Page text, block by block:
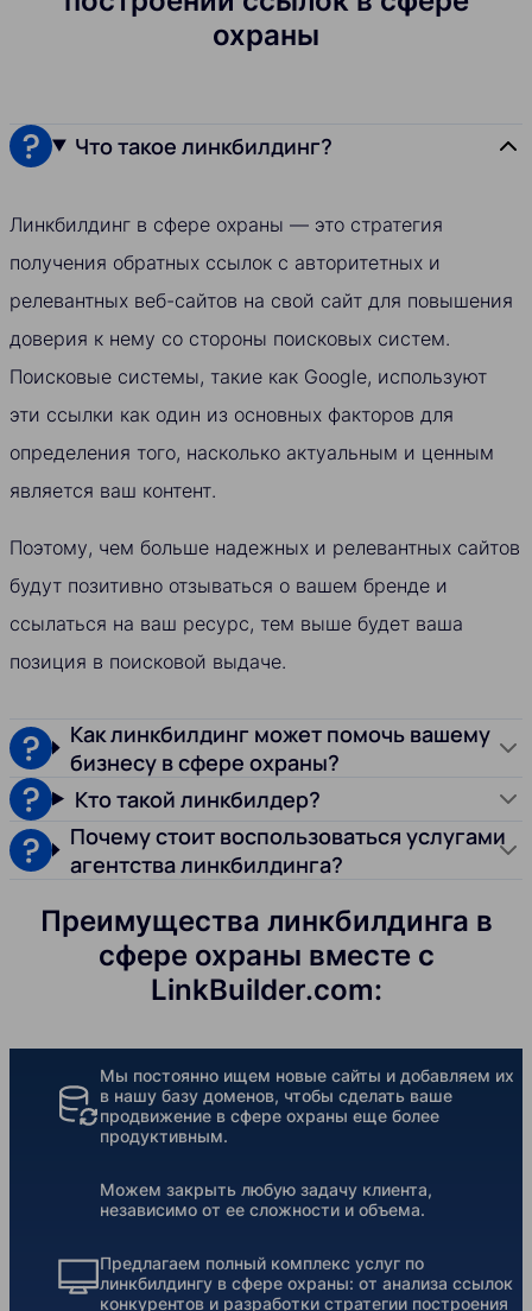
охраны
Что такое линкбилдинг?
Линкбилдинг в сфере охраны — это стратегия
получения обратных ссылок с авторитетных и
релевантных веб-сайтов на свой сайт для повышения
доверия к нему со стороны поисковых систем.
Поисковые системы, такие как Google, используют
эти ссылки как один из основных факторов для
определения того, насколько актуальным и ценным
является ваш контент.
Поэтому, чем больше надежных и релевантных сайтов
будут позитивно отзываться о вашем бренде и
ссылаться на ваш ресурс, тем выше будет ваша
позиция в поисковой выдаче.
Как линкбилдинг может помочь вашему
бизнесу в сфере охраны?
Кто такой линкбилдер?
Почему стоит воспользоваться услугами
агентства линкбилдинга?
Преимущества линкбилдинга в
сфере охраны вместе с
LinkBuilder.com:
Мы постоянно ищем новые сайты и добавляем их
в нашу базу доменов, чтобы сделать ваше
продвижение в сфере охраны еще более
продуктивным.
Можем закрыть любую задачу клиента,
независимо от ее сложности и объема.
Предлагаем полный комплекс услуг по
линкбилдингу в сфере охраны: от анализа ссылок
конкурентов и разработки стратегии построения